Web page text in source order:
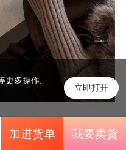
加进货单 我要卖货
更多操作,
立即打开